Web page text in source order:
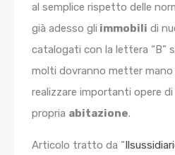
al semplice rispetto delle
già adesso gli immobili di
catalogati con la lettera “B”
molti dovranno metter
realizzare importanti opere
propria abitazione.
Articolo tratto da “